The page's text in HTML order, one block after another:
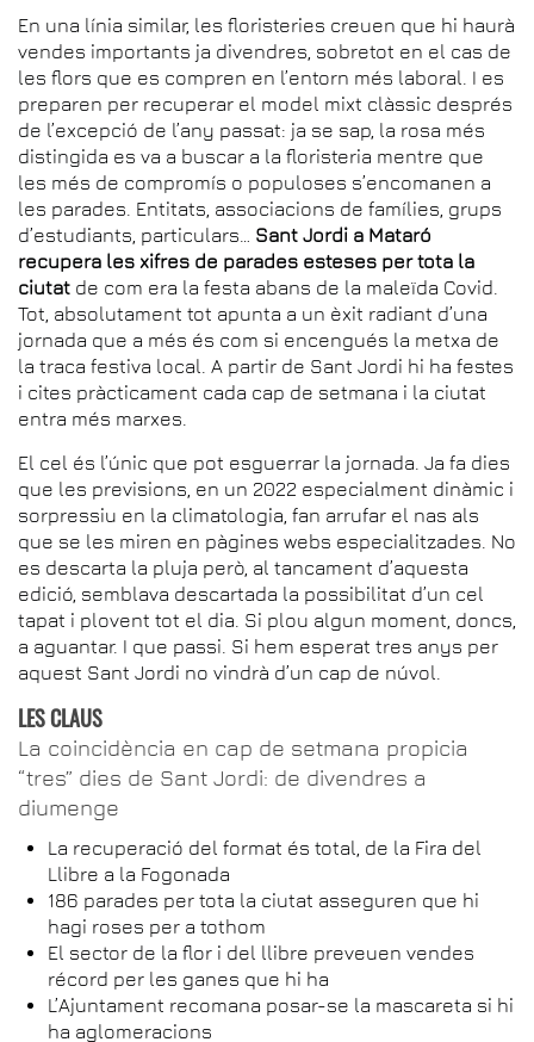
En una línia similar, les floristeries creuen que hi haurà
vendes importants ja divendres, sobretot en el cas de
les flors que es compren en l’entorn més laboral. I es
preparen per recuperar el model mixt clàssic després
de l’excepció de l’any passat: ja se sap, la rosa més
distingida es va a buscar a la floristeria mentre que
les més de compromís o populoses s’encomanen a
les parades. Entitats, associacions de famílies, grups
d’estudiants, particulars… Sant Jordi a Mataró
recupera les xifres de parades esteses per tota la
ciutat de com era la festa abans de la maleïda Covid.
Tot, absolutament tot apunta a un èxit radiant d’una
jornada que a més és com si encengués la metxa de
la traca festiva local. A partir de Sant Jordi hi ha festes
i cites pràcticament cada cap de setmana i la ciutat
entra més marxes.
El cel és l’únic que pot esguerrar la jornada. Ja fa dies
que les previsions, en un 2022 especialment dinàmic i
sorpressiu en la climatologia, fan arrufar el nas als
que se les miren en pàgines webs especialitzades. No
es descarta la pluja però, al tancament d’aquesta
edició, semblava descartada la possibilitat d’un cel
tapat i plovent tot el dia. Si plou algun moment, doncs,
a aguantar. I que passi. Si hem esperat tres anys per
aquest Sant Jordi no vindrà d’un cap de núvol.
LES CLAUS
La coincidència en cap de setmana propicia
“tres” dies de Sant Jordi: de divendres a
diumenge
La recuperació del format és total, de la Fira del
Llibre a la Fogonada
186 parades per tota la ciutat asseguren que hi
hagi roses per a tothom
El sector de la flor i del llibre preveuen vendes
récord per les ganes que hi ha
L’Ajuntament recomana posar-se la mascareta si hi
ha aglomeracions